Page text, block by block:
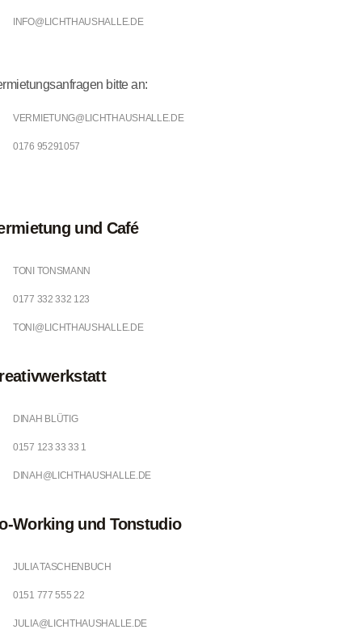
INFO@LICHTHAUSHALLE.DE
bitte an:
VERMIETUNG@LICHTHAUSHALLE.DE
0176 95291057
und Café
TONI TONSMANN
0177 332 332 123
TONI@LICHTHAUSHALLE.DE
DINAH BLÜTIG
0157 123 33 33 1
DINAH@LICHTHAUSHALLE.DE
Working und Tonstudio
JULIA TASCHENBUCH
0151 777 555 22
JULIA@LICHTHAUSHALLE.DE